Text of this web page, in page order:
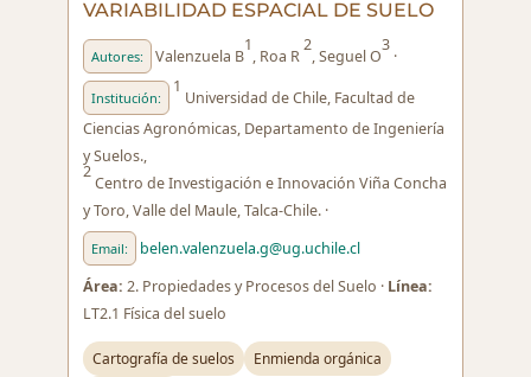
VARIABILIDAD ESPACIAL DE SUELO
Autores: Valenzuela B
1
, Roa R
2
, Seguel O
3
·
Institución:
1
Universidad de Chile, Facultad de
Ciencias Agronómicas, Departamento de Ingeniería
y Suelos.,
2
Centro de Investigación e Innovación Viña Concha
y Toro, Valle del Maule, Talca-Chile. ·
Email:
belen.valenzuela.g@ug.uchile.cl
Área: 2. Propiedades y Procesos del Suelo · Línea:
LT2.1 Física del suelo
Cartografía de suelos
Enmienda orgánica